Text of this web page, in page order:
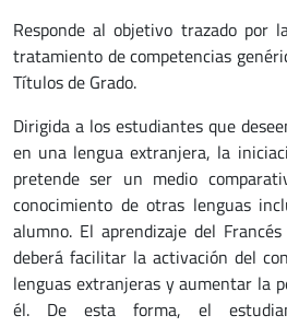
Responde al objetivo trazado por
tratamiento de competencias
Títulos de Grado.
Dirigida a los estudiantes que
en una lengua extranjera, la
pretende ser un medio
conocimiento de otras lenguas
alumno. El aprendizaje del
deberá facilitar la activación del
lenguas extranjeras y aumentar la
él. De esta forma, el